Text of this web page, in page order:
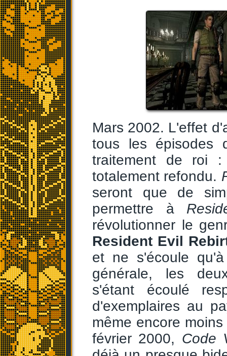
Mars 2002. L'effet
tous les épisodes
traitement de roi
totalement refondu.
seront que de
permettre à
révolutionner le
Resident Evil
et ne s'écoule
générale, les
s'étant écoulé
d'exemplaires au
même encore
février 2000, Code